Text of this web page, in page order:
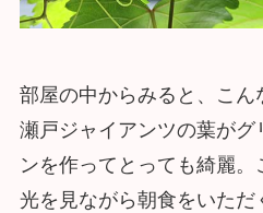
部屋の中からみると、こん
瀬戸ジャイアンツの葉がグ
ンを作ってとっても綺麗
光を見ながら朝食をいただ